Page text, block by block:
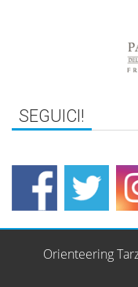
Orienteering